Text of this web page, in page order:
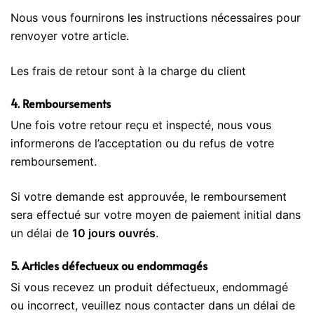
Nous vous fournirons les instructions nécessaires pour
renvoyer votre article.
Les frais de retour sont à la charge du client
4. Remboursements
Une fois votre retour reçu et inspecté, nous vous
informerons de l’acceptation ou du refus de votre
remboursement.
Si votre demande est approuvée, le remboursement
sera effectué sur votre moyen de paiement initial dans
un délai de 10 jours ouvrés.
5. Articles défectueux ou endommagés
Si vous recevez un produit défectueux, endommagé
ou incorrect, veuillez nous contacter dans un délai de